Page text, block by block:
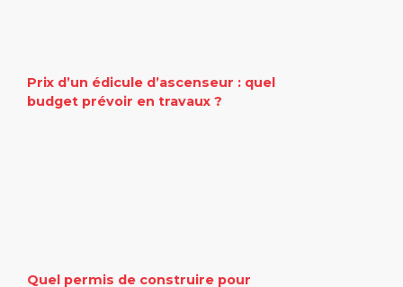
Prix d’un édicule d’ascenseur : quel
budget prévoir en travaux ?
Quel permis de construire pour